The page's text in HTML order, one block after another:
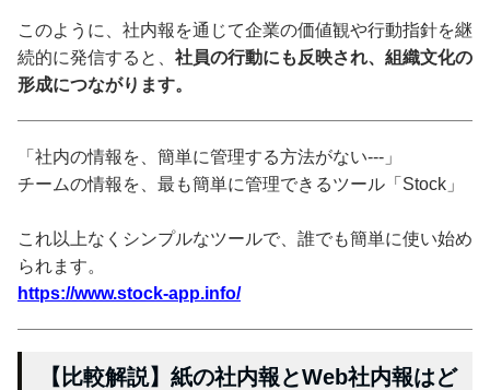
このように、社内報を通じて企業の価値観や行動指針を継
続的に発信すると、 社員の行動にも反映され、組織文化の
形成につながります。
「社内の情報を、簡単に管理する方法がない---」
チームの情報を、最も簡単に管理できるツール「Stock」
これ以上なくシンプルなツールで、誰でも簡単に使い始め
られます。
https://www.stock-app.info/
【比較解説】紙の社内報とWeb社内報はど